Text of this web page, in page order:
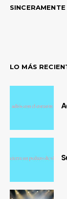
SINCERAMENTE
LO MÁS